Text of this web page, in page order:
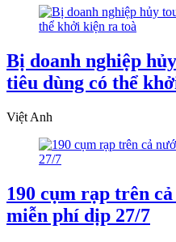
Bị doanh nghiệp
tiêu dùng có thể
Việt Anh
190 cụm rạp trên
miễn phí dịp 27/7